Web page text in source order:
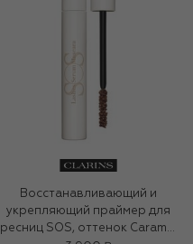
Восстанавливающий и
укрепляющий праймер для
ресниц SOS, оттенок Caramel